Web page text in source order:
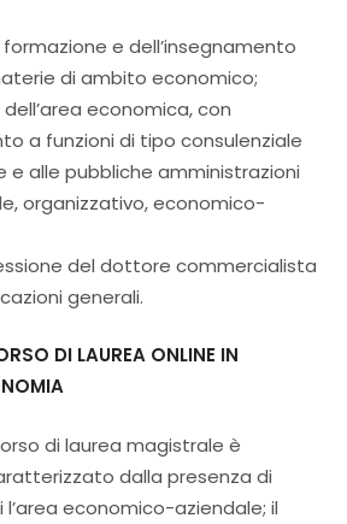
e dell’insegnamento
di ambito economico;
economica, con
a funzioni di tipo consulenziale
e alle pubbliche amministrazioni
organizzativo, economico-
del dottore commercialista
generali.
DI LAUREA ONLINE IN
di laurea magistrale è
dalla presenza di
economico-aziendale; il